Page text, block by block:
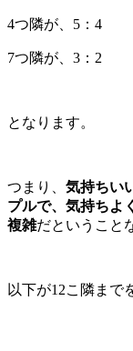
4つ隣が、 5 ： 4
7つ隣が、 3 ： 2
となります。
つまり、 気持ちい
プルで、気持ちよ
複雑だということ
以下が12こ隣まで